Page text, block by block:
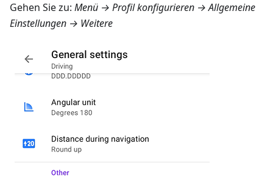
Gehen Sie zu: Menü → Profil konfigurieren → Allgemeine
Einstellungen → Weitere